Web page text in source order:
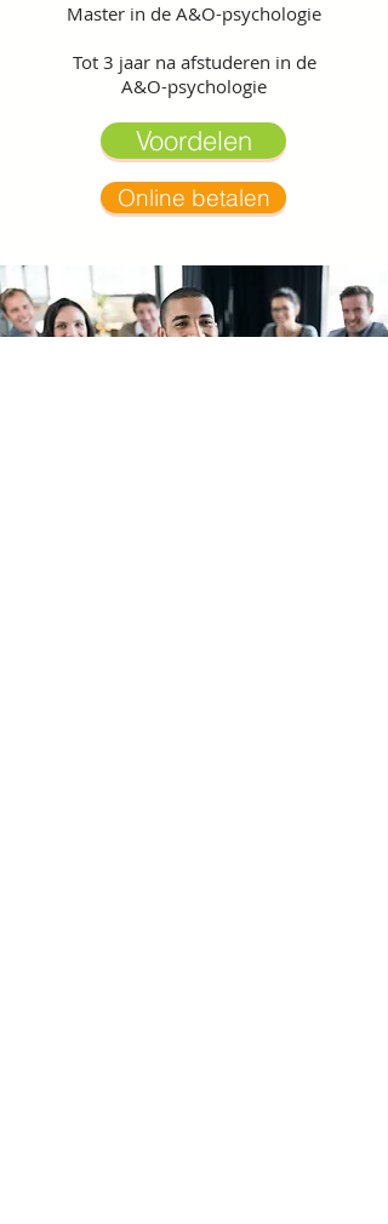
Master in de A&O-psychologie
Tot 3 jaar na afstuderen in de
A&O-psychologie
Voordelen
Online betalen